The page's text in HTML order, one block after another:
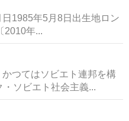
1985年5月8日出生地ロン
2010年...
つてはソビエト連邦を構
ソビエト社会主義...